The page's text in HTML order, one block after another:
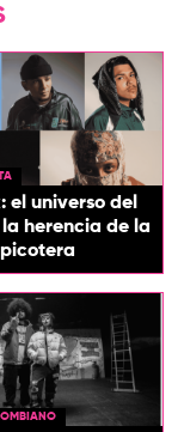
el universo del
herencia de la